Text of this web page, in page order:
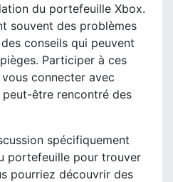
du portefeuille Xbox.
souvent des problèmes
conseils qui peuvent
Participer à ces
connecter avec
peut-être rencontré des
spécifiquement
portefeuille pour trouver
pourriez découvrir des